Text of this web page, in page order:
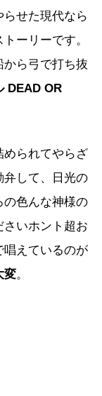
せた現代なら
ーリーです。
ら弓で打ち抜
DEAD OR
められてやらざ
弁して、日光の
の色んな神様の
いホント超お
唱えているのが
変。